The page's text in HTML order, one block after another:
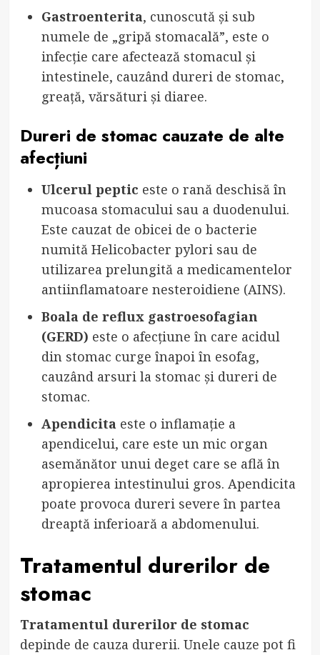
Gastroenterita, cunoscută și sub
numele de „gripă stomacală”, este o
infecție care afectează stomacul și
intestinele, cauzând dureri de stomac,
greață, vărsături și diaree.
Dureri de stomac cauzate de alte
afecțiuni
Ulcerul peptic este o rană deschisă în
mucoasa stomacului sau a duodenului.
Este cauzat de obicei de o bacterie
numită Helicobacter pylori sau de
utilizarea prelungită a medicamentelor
antiinflamatoare nesteroidiene (AINS).
Boala de reflux gastroesofagian
(GERD) este o afecțiune în care acidul
din stomac curge înapoi în esofag,
cauzând arsuri la stomac și dureri de
stomac.
Apendicitaeste o inflamație a
apendicelui, care este un mic organ
asemănător unui deget care se află în
apropierea intestinului gros. Apendicita
poate provoca dureri severe în partea
dreaptă inferioară a abdomenului.
Tratamentul durerilor de
stomac
Tratamentul durerilor de stomac
depinde de cauza durerii. Unele cauze pot fi